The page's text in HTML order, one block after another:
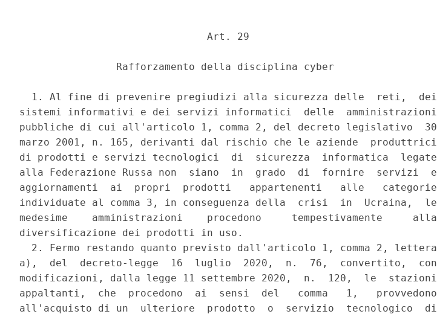
                               Art. 29
                Rafforzamento della disciplina cyber
  1. Al fine di prevenire pregiudizi alla sicurezza delle  reti,  dei
sistemi informativi e dei servizi informatici  delle  amministrazioni
pubbliche di cui all'articolo 1, comma 2, del decreto legislativo  30
marzo 2001, n. 165, derivanti dal rischio che le aziende  produttrici
di prodotti e servizi tecnologici  di  sicurezza  informatica  legate
alla Federazione Russa non  siano  in  grado  di  fornire  servizi  e
aggiornamenti  ai  propri  prodotti   appartenenti   alle   categorie
individuate al comma 3, in conseguenza della  crisi  in  Ucraina,  le
medesime    amministrazioni    procedono     tempestivamente     alla
diversificazione dei prodotti in uso.
  2. Fermo restando quanto previsto dall'articolo 1, comma 2, lettera
a),  del  decreto-legge  16  luglio  2020,  n.  76,  convertito,  con
modificazioni, dalla legge 11 settembre 2020,  n.  120,  le  stazioni
appaltanti,  che  procedono  ai  sensi  del   comma   1,   provvedono
all'acquisto di un  ulteriore  prodotto  o  servizio  tecnologico  di